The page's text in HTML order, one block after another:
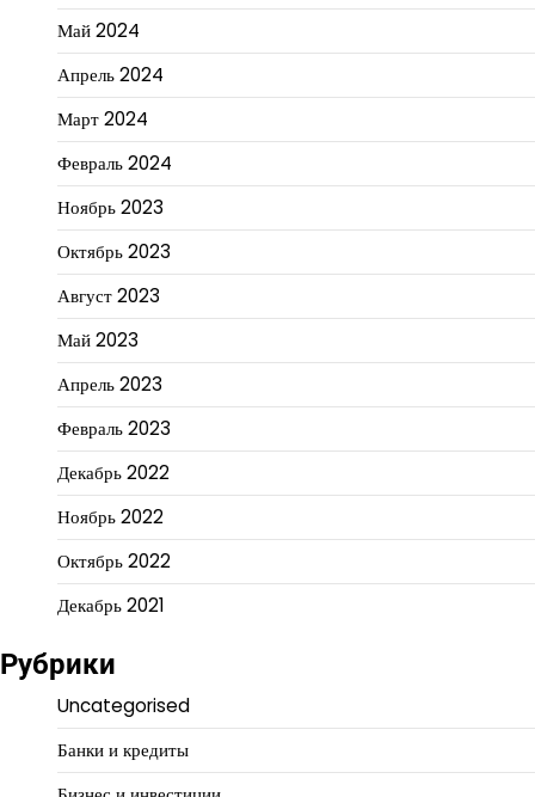
Май 2024
Апрель 2024
Март 2024
Февраль 2024
Ноябрь 2023
Октябрь 2023
Август 2023
Май 2023
Апрель 2023
Февраль 2023
Декабрь 2022
Ноябрь 2022
Октябрь 2022
Декабрь 2021
Рубрики
Uncategorised
Банки и кредиты